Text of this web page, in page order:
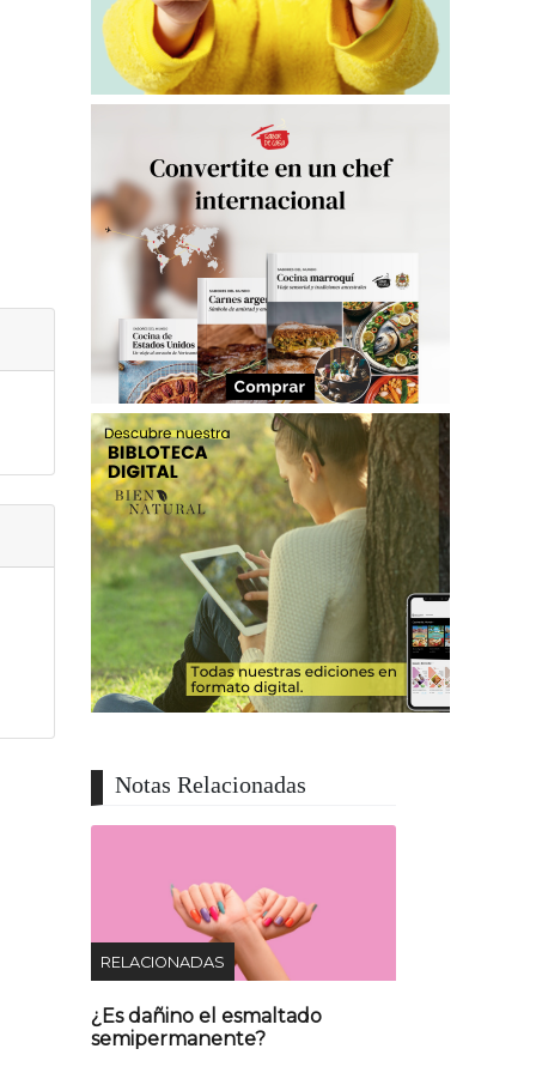
Notas Relacionadas
RELACIONADAS
¿Es dañino el esmaltado
semipermanente?